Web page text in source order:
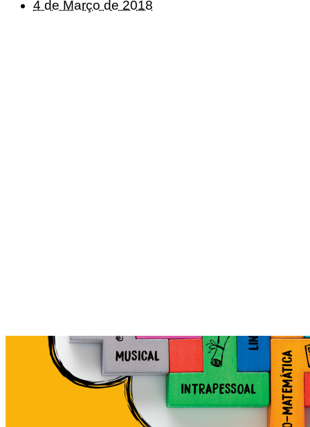
4 de Março de 2018